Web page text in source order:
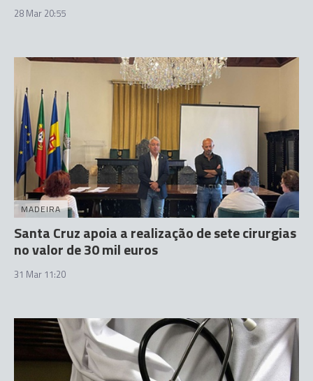
28 Mar 20:55
MADEIRA
Santa Cruz apoia a realização de sete cirurgias
no valor de 30 mil euros
31 Mar 11:20